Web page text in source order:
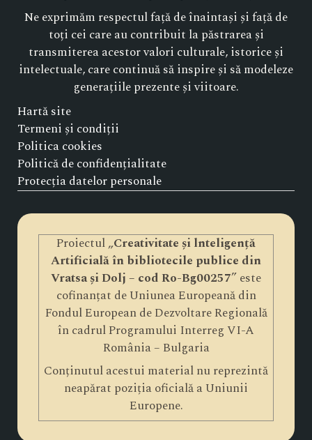
Ne exprimăm respectul față de înaintași și față de
toți cei care au contribuit la păstrarea și
transmiterea acestor valori culturale, istorice și
intelectuale, care continuă să inspire și să modeleze
generațiile prezente și viitoare.
Hartă site
Termeni și condiții
Politica cookies
Politică de confidențialitate
Protecția datelor personale
Proiectul „Creativitate și lnteligență
Artificială în bibliotecile publice din
Vratsa și Dolj – cod Ro-Bg00257” este
cofinanțat de Uniunea Europeană din
Fondul European de Dezvoltare Regională
în cadrul Programului Interreg VI-A
România – Bulgaria
Conținutul acestui material nu reprezintă
neapărat poziția oficială a Uniunii
Europene.